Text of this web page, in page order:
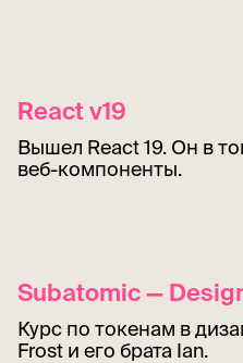
React v19
Вышел React 19. Он в
веб-компоненты.
Subatomic —
Курс по токенам в
Frost и его брата Ian.